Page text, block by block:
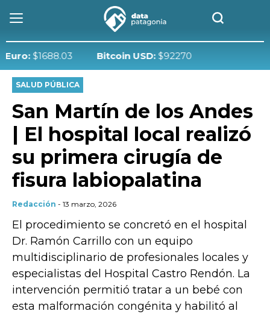
$1688.03 Bitcoin USD:$92270
SALUD PÚBLICA
San Martín de los Andes
| El hospital local realizó
su primera cirugía de
fisura labiopalatina
Redacción - 13 marzo, 2026
El procedimiento se concretó en el hospital
Dr. Ramón Carrillo con un equipo
multidisciplinario de profesionales locales y
especialistas del Hospital Castro Rendón. La
intervención permitió tratar a un bebé con
esta malformación congénita y habilitó al